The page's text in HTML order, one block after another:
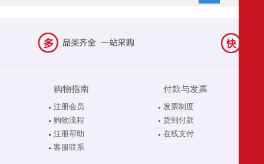
购物指南
注册会员
购物流程
注册帮助
客服联系
付款与发票
发票制度
货到付款
在线支付